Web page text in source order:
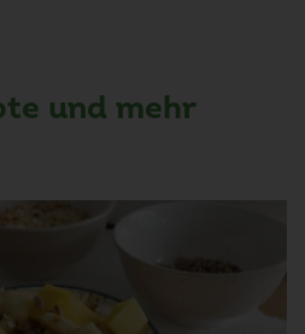
und mehr